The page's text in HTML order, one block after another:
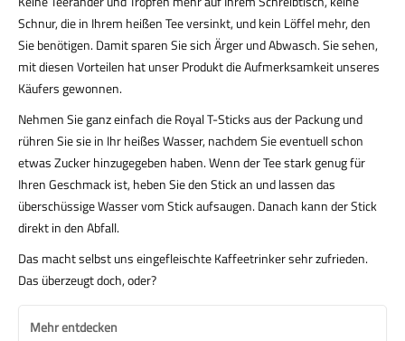
Schnur, die in Ihrem heißen Tee versinkt, und kein Löffel mehr, den
Sie benötigen. Damit sparen Sie sich Ärger und Abwasch. Sie sehen,
mit diesen Vorteilen hat unser Produkt die Aufmerksamkeit unseres
Käufers gewonnen.
Nehmen Sie ganz einfach die Royal T-Sticks aus der Packung und
rühren Sie sie in Ihr heißes Wasser, nachdem Sie eventuell schon
etwas Zucker hinzugegeben haben. Wenn der Tee stark genug für
Ihren Geschmack ist, heben Sie den Stick an und lassen das
überschüssige Wasser vom Stick aufsaugen. Danach kann der Stick
direkt in den Abfall.
Das macht selbst uns eingefleischte Kaffeetrinker sehr zufrieden.
Das überzeugt doch, oder?
Mehr entdecken